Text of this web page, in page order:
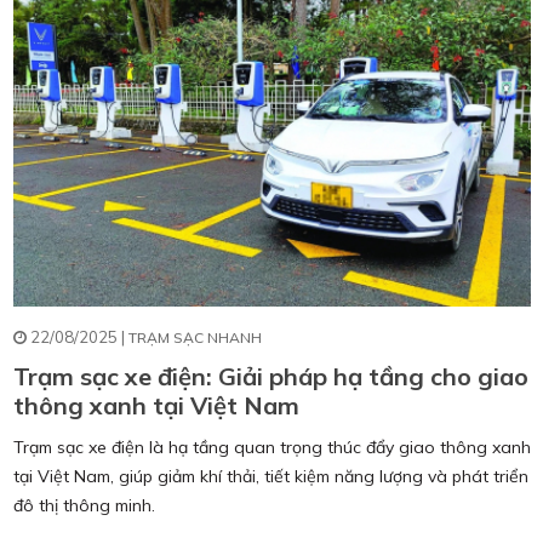
22/08/2025 | TRẠM SẠC NHANH
Trạm sạc xe điện: Giải pháp hạ tầng cho giao
thông xanh tại Việt Nam
Trạm sạc xe điện là hạ tầng quan trọng thúc đẩy giao thông xanh
tại Việt Nam, giúp giảm khí thải, tiết kiệm năng lượng và phát triển
đô thị thông minh.